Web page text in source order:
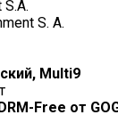
S. A.
Multi9
Free от